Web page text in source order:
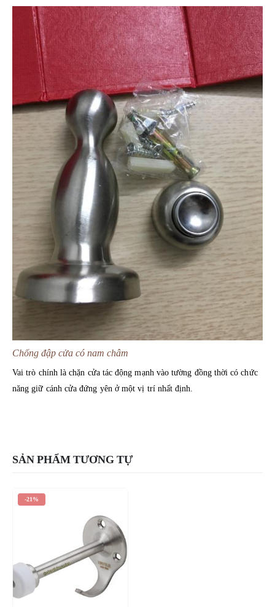
Chống đập cửa có nam châm
Vai trò chính là chặn cửa tác động mạnh vào tường đồng thời có chức
năng giữ cánh cửa đứng yên ở một vị trí nhất định.
SẢN PHẨM TƯƠNG TỰ
-21%